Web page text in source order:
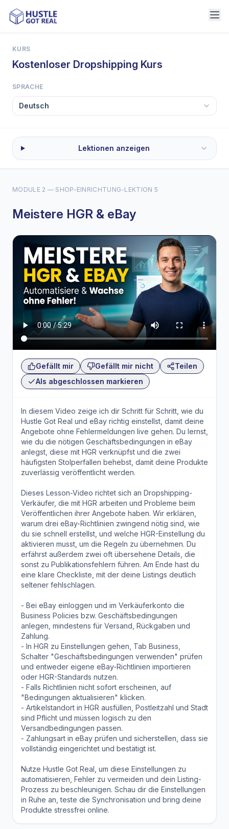
KURS
Kostenloser Dropshipping Kurs
SPRACHE
Lektionen anzeigen
MODULE 2 — SHOP-EINRICHTUNG-LEKTION 5
Meistere HGR & eBay
Gefällt mir Gefällt mir nicht
Teilen
Als abgeschlossen markieren
In diesem Video zeige ich dir Schritt für Schritt, wie du
Hustle Got Real und eBay richtig einstellst, damit deine
Angebote ohne Fehlermeldungen live gehen. Du lernst,
wie du die nötigen Geschäftsbedingungen in eBay
anlegst, diese mit HGR verknüpfst und die zwei
häufigsten Stolperfallen behebst, damit deine Produkte
zuverlässig veröffentlicht werden.
Dieses Lesson-Video richtet sich an Dropshipping-
Verkäufer, die mit HGR arbeiten und Probleme beim
Veröffentlichen ihrer Angebote haben. Wir erklären,
warum drei eBay-Richtlinien zwingend nötig sind, wie
du sie schnell erstellst, und welche HGR-Einstellung du
aktivieren musst, um die Regeln zu übernehmen. Du
erfährst außerdem zwei oft übersehene Details, die
sonst zu Publikationsfehlern führen. Am Ende hast du
eine klare Checkliste, mit der deine Listings deutlich
seltener fehlschlagen.
- Bei eBay einloggen und im Verkäuferkonto die
Business Policies bzw. Geschäftsbedingungen
anlegen, mindestens für Versand, Rückgaben und
Zahlung.
- In HGR zu Einstellungen gehen, Tab Business,
Schalter "Geschäftsbedingungen verwenden" prüfen
und entweder eigene eBay-Richtlinien importieren
oder HGR-Standards nutzen.
- Falls Richtlinien nicht sofort erscheinen, auf
"Bedingungen aktualisieren" klicken.
- Artikelstandort in HGR ausfüllen, Postleitzahl und Stadt
sind Pflicht und müssen logisch zu den
Versandbedingungen passen.
- Zahlungsart in eBay prüfen und sicherstellen, dass sie
vollständig eingerichtet und bestätigt ist.
Nutze Hustle Got Real, um diese Einstellungen zu
automatisieren, Fehler zu vermeiden und dein Listing-
Prozess zu beschleunigen. Schau dir die Einstellungen
in Ruhe an, teste die Synchronisation und bring deine
Produkte stressfrei online.